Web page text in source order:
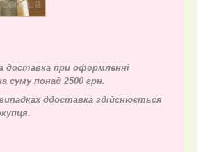
доставка при оформленні
суму понад 2500 грн.
ддоставка здійснюється